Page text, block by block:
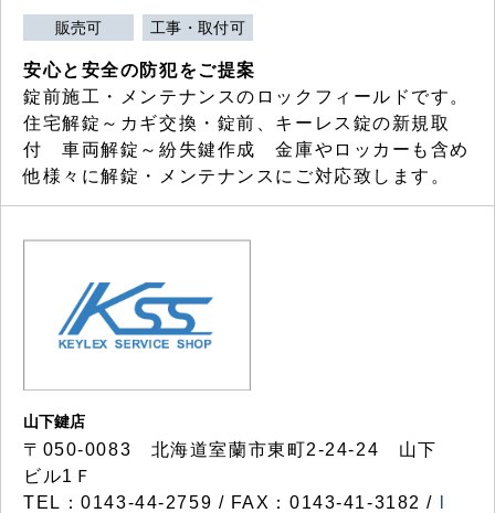
販売可 工事・取付可
安心と安全の防犯をご提案
錠前施工・メンテナンスのロックフィールドです。
住宅解錠～カギ交換・錠前、キーレス錠の新規取
付 車両解錠～紛失鍵作成 金庫やロッカーも含め
他様々に解錠・メンテナンスにご対応致します。
山下鍵店
〒050-0083 北海道室蘭市東町2-24-24 山下
ビル1Ｆ
TEL：0143-44-2759 / FAX：0143-41-3182 /